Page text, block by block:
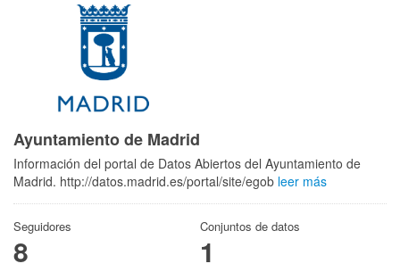
Ayuntamiento de Madrid
Información del portal de Datos Abiertos del Ayuntamiento de
Madrid. http://datos.madrid.es/portal/site/egob leer más
Seguidores
8
Conjuntos de datos
1